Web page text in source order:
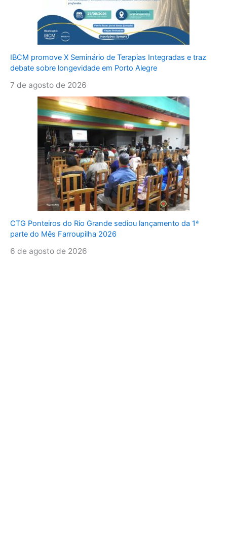
IBCM promove X Seminário de Terapias Integradas e traz
debate sobre longevidade em Porto Alegre
7 de agosto de 2026
CTG Ponteiros do Rio Grande sediou lançamento da 1ª
parte do Mês Farroupilha 2026
6 de agosto de 2026